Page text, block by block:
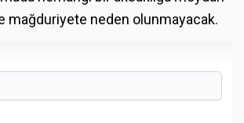
mağduriyete neden olunmayacak.